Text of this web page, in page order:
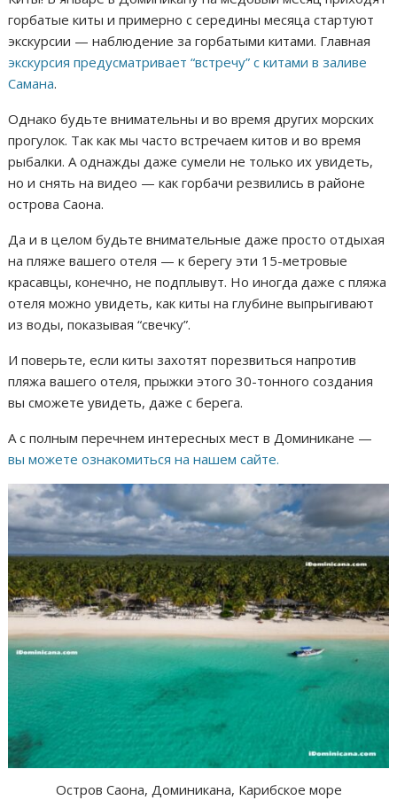
горбатые киты и примерно с середины месяца стартуют
экскурсии — наблюдение за горбатыми китами. Главная
экскурсия предусматривает “встречу” с китами в заливе
Самана.
Однако будьте внимательны и во время других морских
прогулок. Так как мы часто встречаем китов и во время
рыбалки. А однажды даже сумели не только их увидеть,
но и снять на видео — как горбачи резвились в районе
острова Саона.
Да и в целом будьте внимательные даже просто отдыхая
на пляже вашего отеля — к берегу эти 15-метровые
красавцы, конечно, не подплывут. Но иногда даже с пляжа
отеля можно увидеть, как киты на глубине выпрыгивают
из воды, показывая “свечку”.
И поверьте, если киты захотят порезвиться напротив
пляжа вашего отеля, прыжки этого 30-тонного создания
вы сможете увидеть, даже с берега.
А с полным перечнем интересных мест в Доминикане —
вы можете ознакомиться на нашем сайте.
Остров Саона, Доминикана, Карибское море